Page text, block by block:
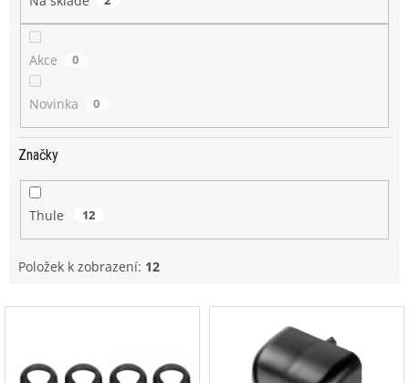
Akce 0
Novinka 0
Značky
Thule 12
Položek k zobrazení: 12
V